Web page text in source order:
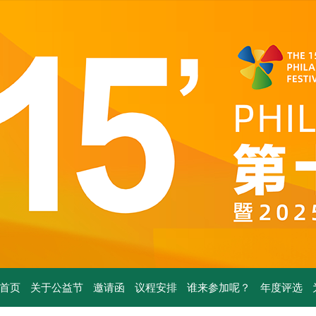
首页 关于公益节 邀请函 议程安排 谁来参加呢？ 年度评选